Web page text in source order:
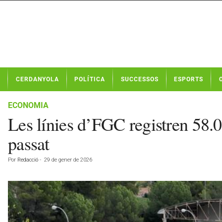
t
CERDANYOLA POLÍTICA SUCCESSOS ESPORTS
ECONOMIA
Les línies d’FGC registren
passat
Por Redacció - 29 de gener de 2026